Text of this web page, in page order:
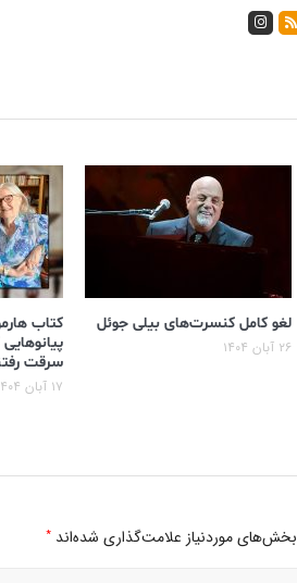
لغو کامل کنسرت‌های بیلی جوئل
۲۶ آبان ۱۴۰۴
کتاب
سرقت
۱۷ آبان ۱۴۰۴
بخش‌های موردنیاز علامت‌گذاری شده‌اند*